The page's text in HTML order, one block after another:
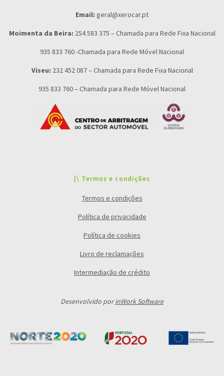
Email: geral@xerocar.pt
Moimenta da Beira: 254 583 375 – Chamada para Rede Fixa Nacional
935 833 760 -Chamada para Rede Móvel Nacional
Viseu: 232 452 087 – Chamada para Rede Fixa Nacional
935 833 760 – Chamada para Rede Móvel Nacional
|\ Termos e condições
Termos e condições
Política de privacidade
Política de cookies
Livro de reclamações
Intermediação de crédito
Desenvolvido porinWork Software